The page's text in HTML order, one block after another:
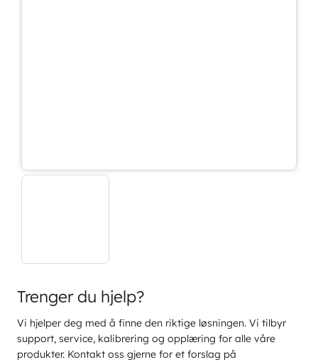
Trenger du hjelp?
Vi hjelper deg med å finne den riktige løsningen. Vi tilbyr
support, service, kalibrering og opplæring for alle våre
produkter. Kontakt oss gjerne for et forslag på